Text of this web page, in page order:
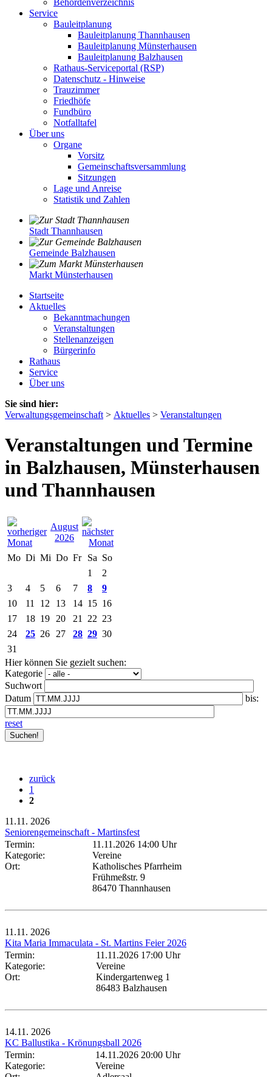
Behördenverzeichnis
Service
Bauleitplanung
Bauleitplanung Thannhausen
Bauleitplanung Münsterhausen
Bauleitplanung Balzhausen
Rathaus-Serviceportal (RSP)
Datenschutz - Hinweise
Trauzimmer
Friedhöfe
Fundbüro
Notfalltafel
Über uns
Organe
Vorsitz
Gemeinschaftsversammlung
Sitzungen
Lage und Anreise
Statistik und Zahlen
Stadt Thannhausen
Gemeinde Balzhausen
Markt Münsterhausen
Startseite
Aktuelles
Bekanntmachungen
Veranstaltungen
Stellenanzeigen
Bürgerinfo
Rathaus
Service
Über uns
Sie sind hier:
Verwaltungsgemeinschaft > Aktuelles > Veranstaltungen
Veranstaltungen und Termine
in Balzhausen, Münsterhausen
und Thannhausen
August
2026
Mo Di Mi Do Fr Sa So
1
2
3
4 5 6 7 8
9
10
11 12 13 14 15 16
17
18 19 20 21 22 23
24
25 26 27 28 29 30
31
Hier können Sie gezielt suchen:
Kategorie
Suchwort
Datum
bis:
reset
zurück
1
2
11.11. 2026
Seniorengemeinschaft - Martinsfest
Termin:
11.11.2026 14:00 Uhr
Kategorie:
Vereine
Ort:
Katholisches Pfarrheim
Frühmeßstr. 9
86470 Thannhausen
11.11. 2026
Kita Maria Immaculata - St. Martins Feier 2026
Termin:
11.11.2026 17:00 Uhr
Kategorie:
Vereine
Ort:
Kindergartenweg 1
86483 Balzhausen
14.11. 2026
KC Ballustika - Krönungsball 2026
Termin:
14.11.2026 20:00 Uhr
Kategorie:
Vereine